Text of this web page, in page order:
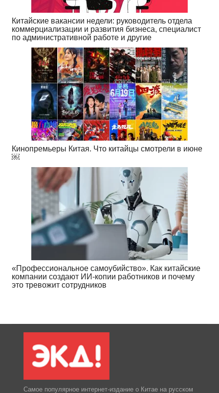
Китайские вакансии недели: руководитель отдела
коммерциализации и развития бизнеса, специалист
по административной работе и другие
Кинопремьеры Китая. Что китайцы смотрели в июне
￼
«Профессиональное самоубийство». Как китайские
компании создают ИИ-копии работников и почему
это тревожит сотрудников
Самое популярное интернет-издание о Китае на русском